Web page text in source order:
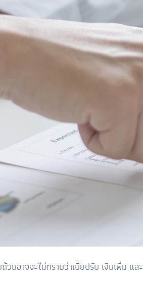
นอาจจะไม่ทราบว่าเบี้ยปรับ เงินเพิ่ม แ